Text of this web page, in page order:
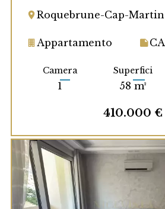
Roquebrune-Cap-Martin
Appartamento
Camera
1
Superfici
58 m²
410.000 €